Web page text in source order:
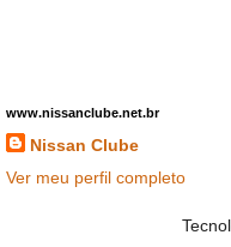
www.nissanclube.net.br
Nissan Clube
Ver meu perfil completo